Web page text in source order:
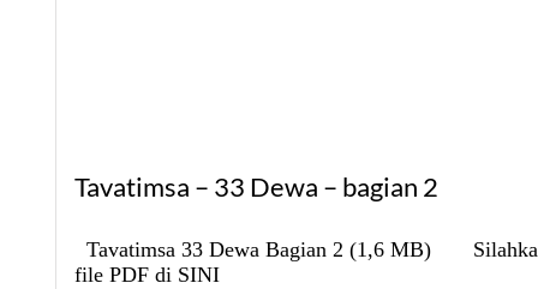
Tavatimsa – 33 Dewa – bagian 2
Tavatimsa 33 Dewa Bagian 2 (1,6 MB)
file PDF di SINI